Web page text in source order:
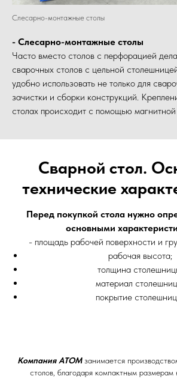
Слесарно-монтажные столы
- Слесарно-монтажные столы
Часто вместо столов с перфорацией
сварочных столов с цельной
удобно использовать не только для
зачистки и сборки конструкций.
столах происходит с помощью
Сварной стол.
технические
Перед покупкой стола нужно
основными
- площадь рабочей поверхности и
рабочая высота;
толщина
материал
покрытие
Компания АТОМзанимается
столов, благодаря компактным